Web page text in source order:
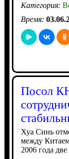
Категория:
Время:
Посол
Хуа Синь
между
2006 года